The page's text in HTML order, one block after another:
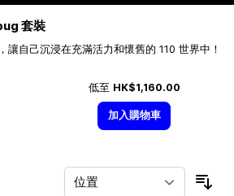
套裝
讓自己沉浸在充滿活力和懷舊的 110 世界中！
低至 HK$1,160.00
加入購物車